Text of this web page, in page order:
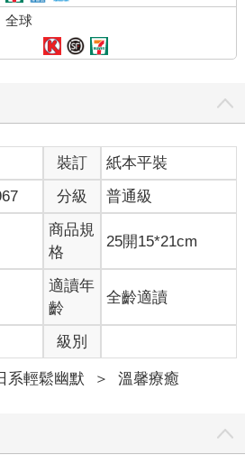
全球
裝訂
紙本平裝
分級 普通級
商品規
格
25開15*21cm
適讀年
齡
全齡適讀
級別
系輕鬆幽默 ＞ 溫馨療癒